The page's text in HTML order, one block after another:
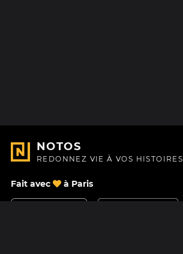
NOTOS
REDONNEZ VIE À VOS HISTOIRES
Fait avec à Paris